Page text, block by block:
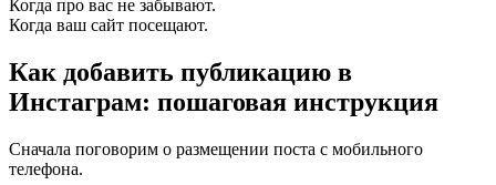
Когда про вас не забывают.
Когда ваш сайт посещают.
Как добавить публикацию в
Инстаграм: пошаговая инструкция
Сначала поговорим о размещении поста с мобильного
телефона.